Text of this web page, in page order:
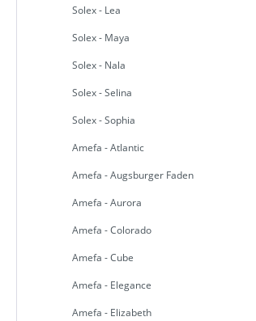
Solex - Lea
Solex - Maya
Solex - Nala
Solex - Selina
Solex - Sophia
Amefa - Atlantic
Amefa - Augsburger Faden
Amefa - Aurora
Amefa - Colorado
Amefa - Cube
Amefa - Elegance
Amefa - Elizabeth